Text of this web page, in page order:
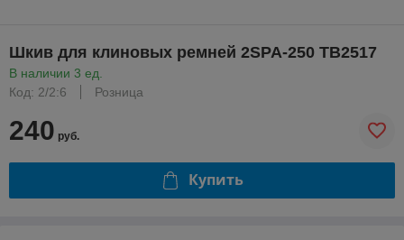
Шкив для клиновых ремней 2SPA-250 TB2517
В наличии 3 ед.
Код: 2/2:6
Розница
240 руб.
Купить